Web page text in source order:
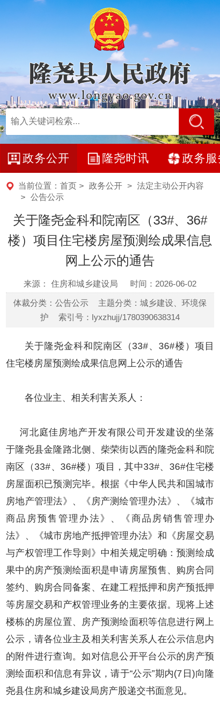
政务公开 隆尧时讯 政务服
当前位置： 首页 > 政务公开> 法定主动公开内容
> 公告公示
关于隆尧金科和院南区（33#、36#
楼）项目住宅楼房屋预测绘成果信息
网上公示的通告
来源： 住房和城乡建设局 时间：2026-06-02
体裁分类：公告公示 主题分类：城乡建设、环境保
护 索引号：lyxzhujj/1780390638314
关于隆尧金科和院南区（33#、36#楼）项目
住宅楼房屋预测绘成果信息网上公示的通告
各位业主、相关利害关系人：
河北庭佳房地产开发有限公司开发建设的坐落
于隆尧县金隆路北侧、柴荣街以西的隆尧金科和院
南区（33#、 36#楼）项目，其中33#、 36#住宅楼
房屋面积已预测完毕。根据《中华人民共和国城市
房地产管理法》、《房产测绘管理办法》、《城市
商品房预售管理办法》、《商品房销售管理办
法》、《城市房地产抵押管理办法》和《房屋交易
与产权管理工作导则》中相关规定明确：预测绘成
果中的房产预测绘面积是申请房屋预售、购房合同
签约、购房合同备案、在建工程抵押和房产预抵押
等房屋交易和产权管理业务的主要依据。现将上述
楼栋的房屋位置、房产预测绘面积等信息进行网上
公示，请各位业主及相关利害关系人在公示信息内
的附件进行查询。如对信息公开平台公示的房产预
测绘面积和信息有异议，请于“公示”期内(7 日)向隆
尧县住房和城乡建设局房产股递交书面意见。